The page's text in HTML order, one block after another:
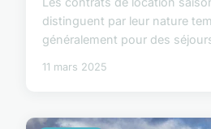
distinguent par leur nature
généralement pour des
11 mars 2025